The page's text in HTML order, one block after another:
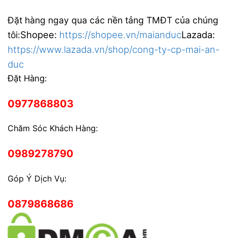
Đặt hàng ngay qua các nền tảng TMĐT của chúng
tôi:Shopee: https://shopee.vn/maianducLazada:
https://www.lazada.vn/shop/cong-ty-cp-mai-an-
duc
Đặt Hàng:
0977868803
Chăm Sóc Khách Hàng:
0989278790
Góp Ý Dịch Vụ:
0879868686